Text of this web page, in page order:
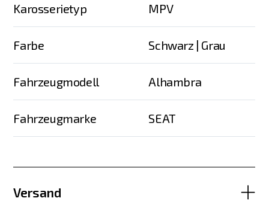
Karosserietyp MPV
Farbe Schwarz | Grau
Fahrzeugmodell Alhambra
Fahrzeugmarke SEAT
Versand